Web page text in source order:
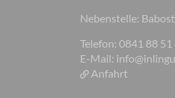
Nebenstelle:
Telefon: 0841 88
E-Mail:
Anfahrt